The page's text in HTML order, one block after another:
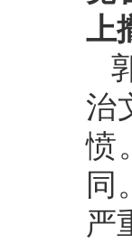
上
治
愤
同
严